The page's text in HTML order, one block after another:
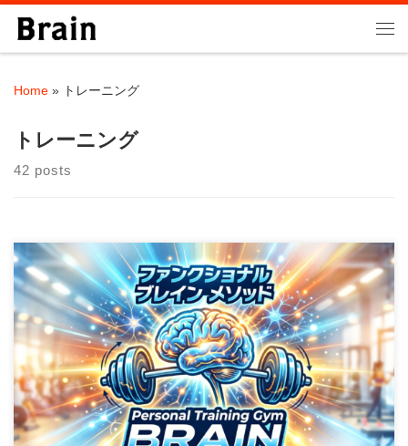
Skip to content
Home » トレーニング
トレーニング
42 posts
動くことが、脳を守る。使わなければ、脳は忘れる。 こんにち
は。パーソナルトレーナーの大石圭太朗です。 […]